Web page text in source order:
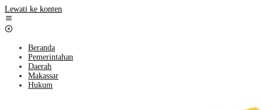
Lewati ke konten
Beranda
Pemerintahan
Daerah
Makassar
Hukum